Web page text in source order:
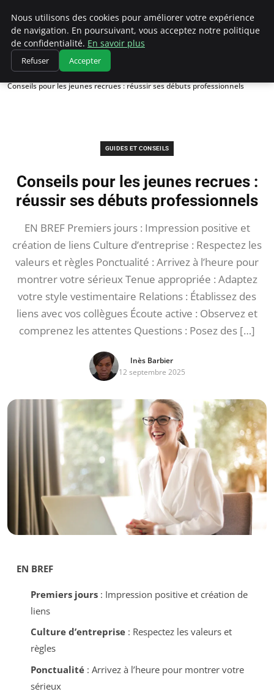
Chasseur De Tête
Accueil
Guides et Conseils
Conseils pour les jeunes recrues : réussir ses débuts professionnels
GUIDES ET CONSEILS
Conseils pour les jeunes recrues :
réussir ses débuts professionnels
EN BREF Premiers jours : Impression positive et
création de liens Culture d’entreprise : Respectez les
valeurs et règles Ponctualité : Arrivez à l’heure pour
montrer votre sérieux Tenue appropriée : Adaptez
votre style vestimentaire Relations : Établissez des
liens avec vos collègues Écoute active : Observez et
comprenez les attentes Questions : Posez des […]
Inès Barbier
12 septembre 2025
EN BREF
Premiers jours: Impression positive et création de
liens
Culture d’entreprise: Respectez les valeurs et
règles
Ponctualité: Arrivez à l’heure pour montrer votre
sérieux
Nous utilisons des cookies pour améliorer votre expérience
de navigation. En poursuivant, vous acceptez notre politique
de confidentialité. En savoir plus
Refuser Accepter